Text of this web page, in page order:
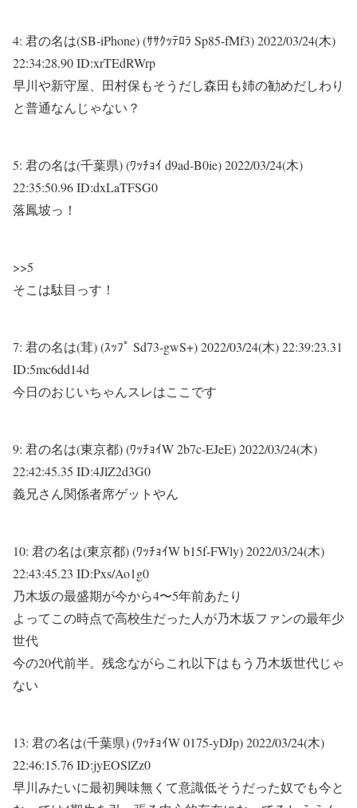
4: 君の名は(SB-iPhone) (ｻｻｸｯﾃﾛﾗ Sp85-fMf3)2022/03/24(木)
22:34:28.90 ID:xrTEdRWrp
早川や新守屋、田村保もそうだし森田も姉の勧めだしわり
と普通なんじゃない？
5: 君の名は(千葉県) (ﾜｯﾁｮｲ d9ad-B0ie)2022/03/24(木)
22:35:50.96 ID:dxLaTFSG0
落鳳坡っ！
>>5
そこは駄目っす！
7: 君の名は(茸) (ｽｯﾌﾟ Sd73-gwS+)2022/03/24(木) 22:39:23.31
ID:5mc6dd14d
今日のおじいちゃんスレはここです
9: 君の名は(東京都) (ﾜｯﾁｮｲW 2b7c-EJeE)2022/03/24(木)
22:42:45.35 ID:4JlZ2d3G0
義兄さん関係者席ゲットやん
10: 君の名は(東京都) (ﾜｯﾁｮｲW b15f-FWly)2022/03/24(木)
22:43:45.23 ID:Pxs/Ao1g0
乃木坂の最盛期が今から4〜5年前あたり
よってこの時点で高校生だった人が乃木坂ファンの最年少
世代
今の20代前半。残念ながらこれ以下はもう乃木坂世代じゃ
ない
13: 君の名は(千葉県) (ﾜｯﾁｮｲW 0175-yDJp)2022/03/24(木)
22:46:15.76 ID:jyEOSlZz0
早川みたいに最初興味無くて意識低そうだった奴でも今と